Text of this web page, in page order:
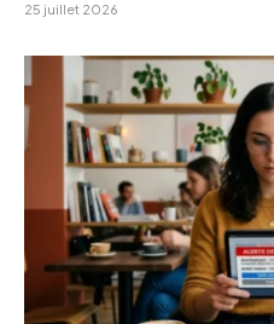
25 juillet 2026